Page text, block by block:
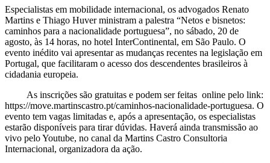
Especialistas em mobilidade internacional, os advogados Renato
Martins e Thiago Huver ministram a palestra “Netos e bisnetos:
caminhos para a nacionalidade portuguesa”, no sábado, 20 de
agosto, às 14 horas, no hotel InterContinental, em São Paulo. O
evento inédito vai apresentar as mudanças recentes na legislação em
Portugal, que facilitaram o acesso dos descendentes brasileiros à
cidadania europeia.
As inscrições são gratuitas e podem ser feitas online pelo link:
https://move.martinscastro.pt/caminhos-nacionalidade-portuguesa. O
evento tem vagas limitadas e, após a apresentação, os especialistas
estarão disponíveis para tirar dúvidas. Haverá ainda transmissão ao
vivo pelo Youtube, no canal da Martins Castro Consultoria
Internacional, organizadora da ação.